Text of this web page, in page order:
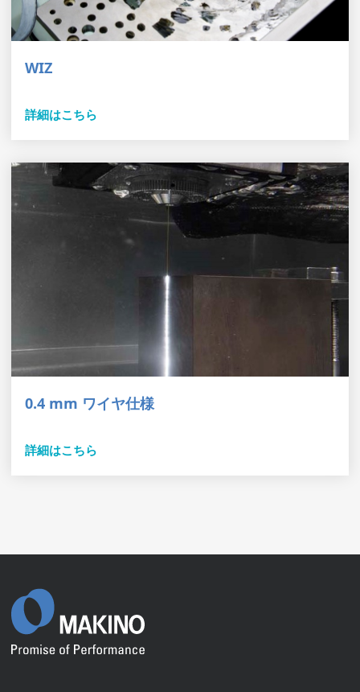
WIZ
詳細はこちら
0.4 mm ワイヤ仕様
詳細はこちら